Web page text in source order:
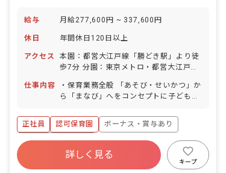
給与 月給277,600円 ~ 337,600円
休日 年間休日120日以上
アクセス
本園：都営大江戸線「勝どき駅」より徒
歩7分 分園：東京メトロ・都営大江戸線
仕事内容
・保育業務全般 「あそび・せいかつ」か
ら「まなび」へをコンセプトに子どもた
ながら、子どもたちの健やかな“ここ
ろ”と“からだ”を育む保育を常に心がけて
います。
正社員 認可保育園
ボーナス・賞与あり
年間休日120日以上
寮・住宅・家賃補助あり
社会保険完備
詳しく見る
キープ